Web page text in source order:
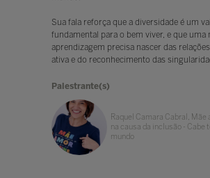
Sua fala reforça que a diversidade é um
fundamental para o bem viver, e que uma
aprendizagem precisa nascer das
ativa e do reconhecimento das
Palestrante(s)
Raquel Camara Cabral,
na causa da inclusão - Cabe
mundo